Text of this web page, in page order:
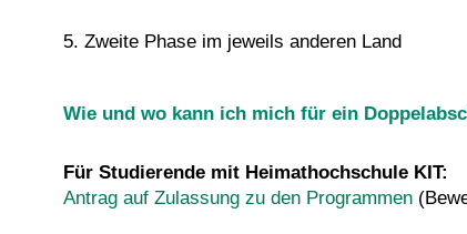
5. Zweite Phase im jeweils anderen Land
Wie und wo kann ich mich für ein
Für Studierende mit Heimathochschule KIT:
Antrag auf Zulassung zu den Programmen